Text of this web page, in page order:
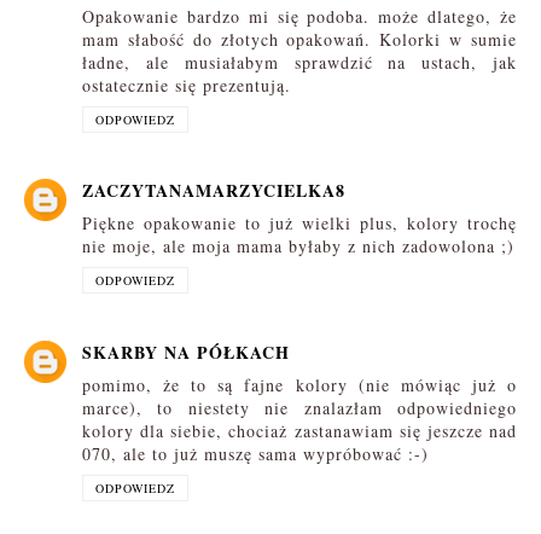
Opakowanie bardzo mi się podoba. może dlatego, że
mam słabość do złotych opakowań. Kolorki w sumie
ładne, ale musiałabym sprawdzić na ustach, jak
ostatecznie się prezentują.
ODPOWIEDZ
ZACZYTANAMARZYCIELKA8
Piękne opakowanie to już wielki plus, kolory trochę
nie moje, ale moja mama byłaby z nich zadowolona ;)
ODPOWIEDZ
SKARBY NA PÓŁKACH
pomimo, że to są fajne kolory (nie mówiąc już o
marce), to niestety nie znalazłam odpowiedniego
kolory dla siebie, chociaż zastanawiam się jeszcze nad
070, ale to już muszę sama wypróbować :-)
ODPOWIEDZ